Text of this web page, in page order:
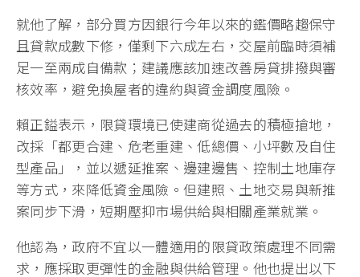
就他了解，部分買方因銀行今年以來的鑑價略趨保守
且貸款成數下修，僅剩下六成左右，交屋前臨時須補
足一至兩成自備款；建議應該加速改善房貸排撥與審
核效率，避免換屋者的違約與資金調度風險。
賴正鎰表示，限貸環境已使建商從過去的積極搶地，
改採「都更合建、危老重建、低總價、小坪數及自住
型產品」，並以遞延推案、邊建邊售、控制土地庫存
等方式，來降低資金風險。但建照、土地交易與新推
案同步下滑，短期壓抑市場供給與相關產業就業。
他認為，政府不宜以一體適用的限貸政策處理不同需
求，應採取更彈性的金融與供給管理。他也提出以下